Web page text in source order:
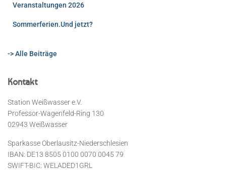
Veranstaltungen 2026
Sommerferien.Und jetzt?
-> Alle Beiträge
Kontakt
Station Weißwasser e.V.
Professor-Wagenfeld-Ring 130
02943 Weißwasser
Sparkasse Oberlausitz-Niederschlesien
IBAN: DE13 8505 0100 0070 0045 79
SWIFT-BIC: WELADED1GRL